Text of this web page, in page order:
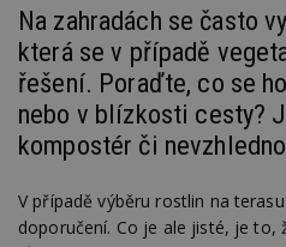
Na zahradách se často
která se v případě
řešení. Poraďte, co se
nebo v blízkosti cesty?
kompostér či
V případě výběru rostlin na
doporučení. Co je ale jisté, je to,